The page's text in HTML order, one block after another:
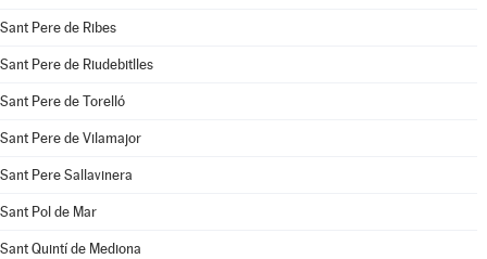
Sant Pere de Ribes
Sant Pere de Riudebitlles
Sant Pere de Torelló
Sant Pere de Vilamajor
Sant Pere Sallavinera
Sant Pol de Mar
Sant Quintí de Mediona